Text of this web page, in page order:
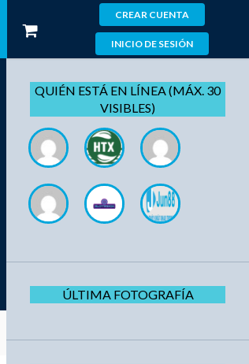
CREAR CUENTA
INICIO DE SESIÓN
QUIÉN ESTÁ EN LÍNEA (MÁX. 30
VISIBLES)
ÚLTIMA FOTOGRAFÍA